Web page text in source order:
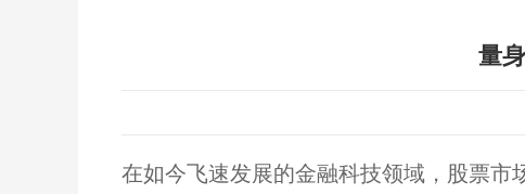
量
在如今飞速发展的金融科技领域，股票